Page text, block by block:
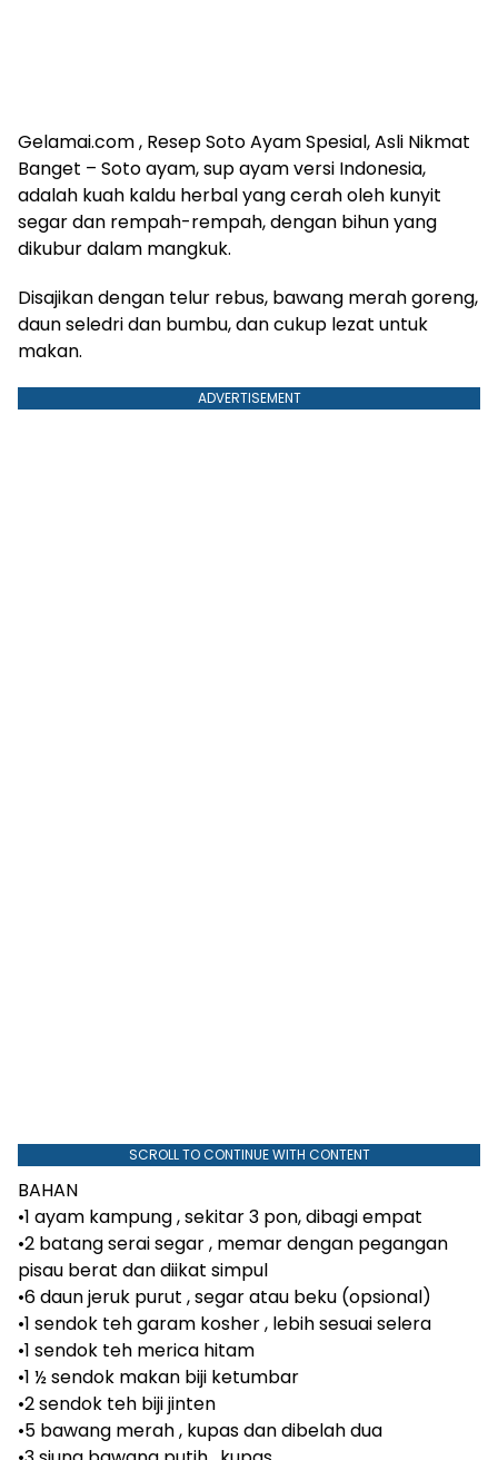
Gelamai.com , Resep Soto Ayam Spesial, Asli Nikmat
Banget – Soto ayam, sup ayam versi Indonesia,
adalah kuah kaldu herbal yang cerah oleh kunyit
segar dan rempah-rempah, dengan bihun yang
dikubur dalam mangkuk.
Disajikan dengan telur rebus, bawang merah goreng,
daun seledri dan bumbu, dan cukup lezat untuk
makan.
ADVERTISEMENT
SCROLL TO CONTINUE WITH CONTENT
BAHAN
•1 ayam kampung , sekitar 3 pon, dibagi empat
•2 batang serai segar , memar dengan pegangan
pisau berat dan diikat simpul
•6 daun jeruk purut , segar atau beku (opsional)
•1 sendok teh garam kosher , lebih sesuai selera
•1 sendok teh merica hitam
•1 ½ sendok makan biji ketumbar
•2 sendok teh biji jinten
•5 bawang merah , kupas dan dibelah dua